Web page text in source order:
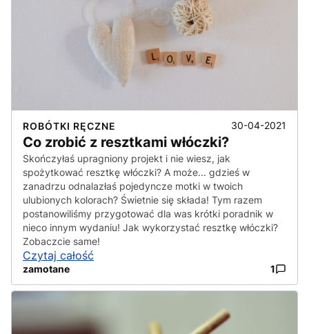
ROBÓTKI RĘCZNE 30-04-2021
Co zrobić z resztkami włóczki?
Skończyłaś upragniony projekt i nie wiesz, jak
spożytkować resztkę włóczki? A może... gdzieś w
zanadrzu odnalazłaś pojedyncze motki w twoich
ulubionych kolorach? Świetnie się składa! Tym razem
postanowiliśmy przygotować dla was krótki poradnik w
nieco innym wydaniu! Jak wykorzystać resztkę włóczki?
Zobaczcie same!
Czytaj całość
zamotane 1